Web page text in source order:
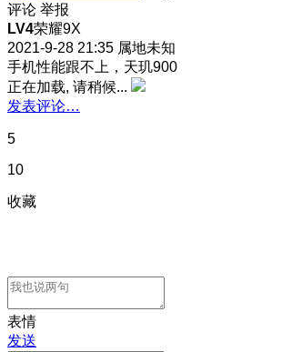
评论 举报
LV4荣耀9X
2021-9-28 21:35 属地未知
手机性能跟不上，天玑900
正在加载, 请稍候...
发表评论…
5
10
收藏
表情
发送